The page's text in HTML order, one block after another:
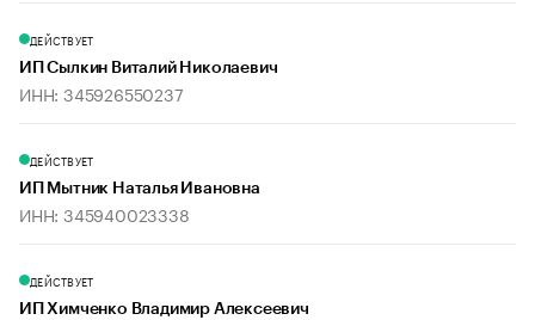
ДЕЙСТВУЕТ
ИП Сылкин Виталий Николаевич
ИНН: 345926550237
ДЕЙСТВУЕТ
ИП Мытник Наталья Ивановна
ИНН: 345940023338
ДЕЙСТВУЕТ
ИП Химченко Владимир Алексеевич